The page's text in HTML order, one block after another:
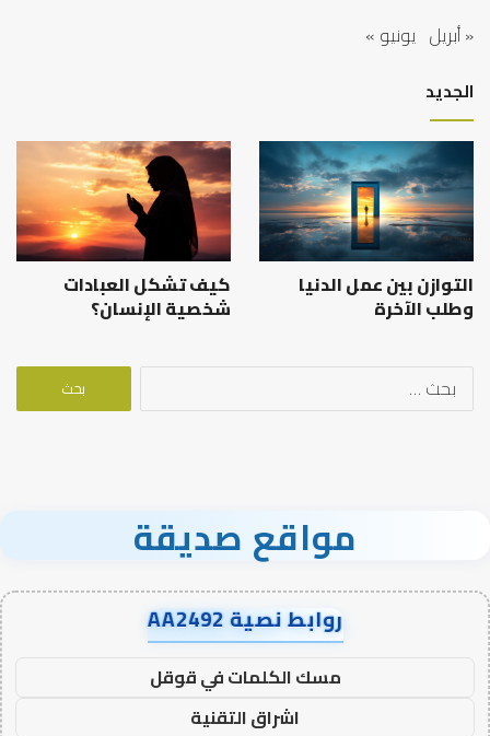
« أبريل يونيو »
الجديد
التوازن بين عمل الدنيا
وطلب الآخرة
كيف تشكل العبادات
شخصية الإنسان؟
البحث
مواقع صديقة
روابط نصية AA2492
مسك الكلمات في قوقل
اشراق التقنية